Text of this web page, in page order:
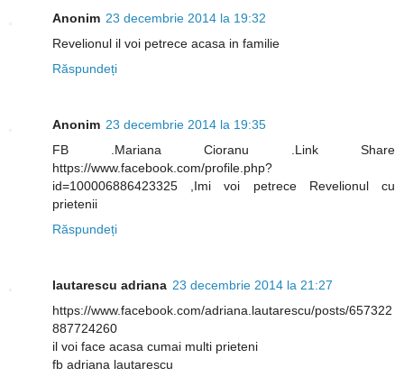
Anonim 23 decembrie 2014 la 19:32
Revelionul il voi petrece acasa in familie
Răspundeți
Anonim 23 decembrie 2014 la 19:35
FB .Mariana Cioranu .Link Share
https://www.facebook.com/profile.php?
id=100006886423325 ,Imi voi petrece Revelionul cu
prietenii
Răspundeți
lautarescu adriana 23 decembrie 2014 la 21:27
https://www.facebook.com/adriana.lautarescu/posts/657322
887724260
il voi face acasa cumai multi prieteni
fb adriana lautarescu